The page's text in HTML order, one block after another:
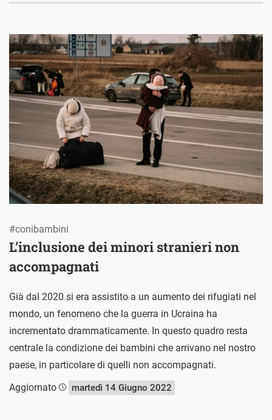
L’inclusione dei minori stranieri non
accompagnati
#conibambini
Già dal 2020 si era assistito a un aumento dei rifugiati nel
mondo, un fenomeno che la guerra in Ucraina ha
incrementato drammaticamente. In questo quadro resta
centrale la condizione dei bambini che arrivano nel nostro
paese, in particolare di quelli non accompagnati.
Aggiornato
martedì 14 Giugno 2022